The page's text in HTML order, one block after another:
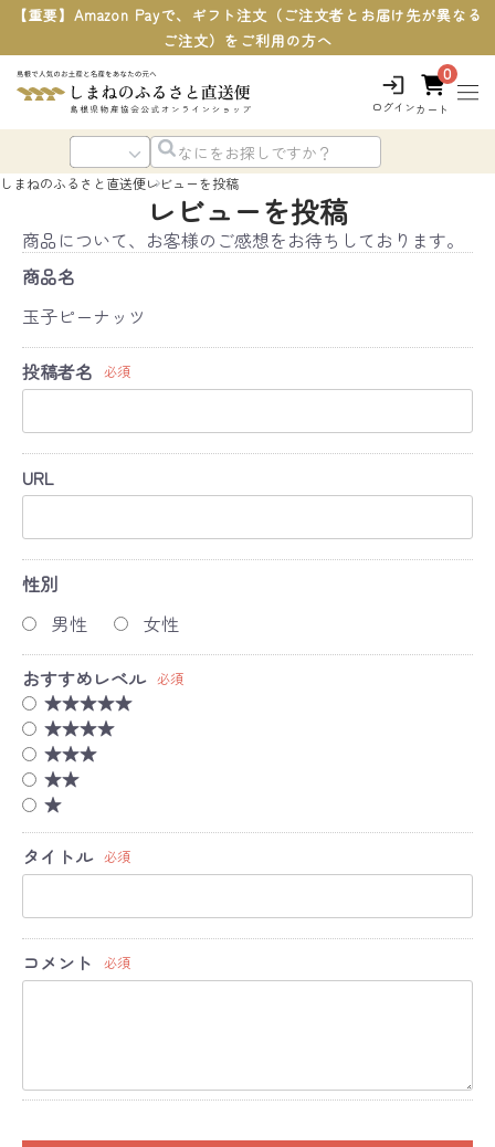
【重要】Amazon Payで、ギフト注文（ご注文者とお届け先が異なる
ご注文）をご利用の方へ
ログイン
0
カート
しまねのふるさと直送便レビューを投稿
レビューを投稿
商品について、お客様のご感想をお待ちしております。
商品名
玉子ピーナッツ
投稿者名 必須
URL
性別
男性
女性
おすすめレベル 必須
★★★★★
★★★★
★★★
★★
★
タイトル 必須
コメント 必須